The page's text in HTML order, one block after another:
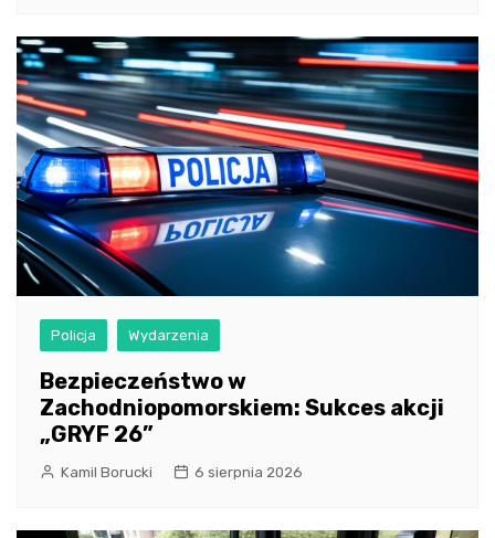
Policja Wydarzenia
Bezpieczeństwo w
Zachodniopomorskiem: Sukces akcji
„GRYF 26”
Kamil Borucki 6 sierpnia 2026